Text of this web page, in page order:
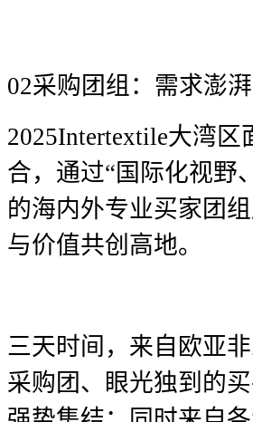
02采购团组：需求澎
2025Intertextile大湾区
合，通过“国际化视野
的海内外专业买家团
与价值共创高地。
三天时间，来自欧亚
采购团、眼光独到的